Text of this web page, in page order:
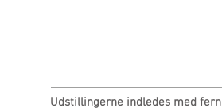
Udstillingerne indledes med